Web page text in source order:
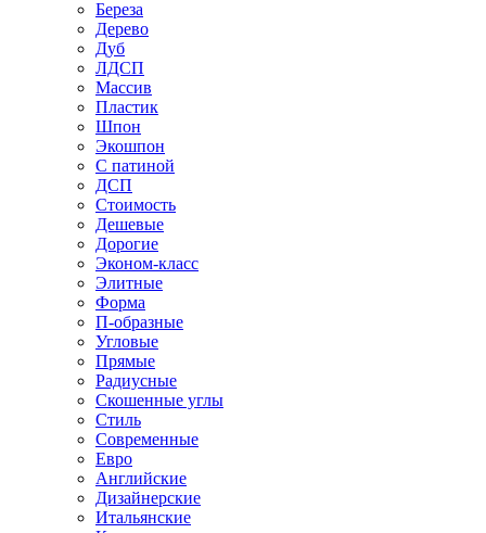
Береза
Дерево
Дуб
ЛДСП
Массив
Пластик
Шпон
Экошпон
С патиной
ДСП
Стоимость
Дешевые
Дорогие
Эконом-класс
Элитные
Форма
П-образные
Угловые
Прямые
Радиусные
Скошенные углы
Стиль
Современные
Евро
Английские
Дизайнерские
Итальянские